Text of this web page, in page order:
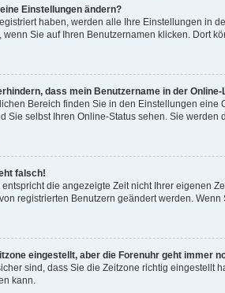
Einstellungen ändern?
haben, werden alle Ihre Einstellungen in
wenn Sie auf Ihren Benutzernamen klicken. Dort
dass mein Benutzername in der
Bereich finden Sie in den Einstellungen eine
Sie selbst Ihren Online-Status sehen. Sie werden
falsch!
die angezeigte Zeit nicht Ihrer eigenen
registrierten Benutzern geändert werden.
eingestellt, aber die Forenuhr geht immer
sind, dass Sie die Zeitzone richtig eingestellt
kann.